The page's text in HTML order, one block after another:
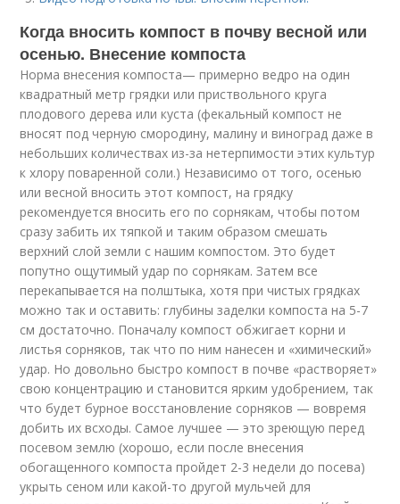
Когда вносить компост в почву весной или
осенью. Внесение компоста
Норма внесения компоста— примерно ведро на один
квадратный метр грядки или приствольного круга
плодового дерева или куста (фекальный компост не
вносят под черную смородину, малину и виноград даже в
небольших количествах из-за нетерпимости этих культур
к хлору поваренной соли.) Независимо от того, осенью
или весной вносить этот компост, на грядку
рекомендуется вносить его по сорнякам, чтобы потом
сразу забить их тяпкой и таким образом смешать
верхний слой земли с нашим компостом. Это будет
попутно ощутимый удар по сорнякам. Затем все
перекапывается на полштыка, хотя при чистых грядках
можно так и оставить: глубины заделки компоста на 5-7
см достаточно. Поначалу компост обжигает корни и
листья сорняков, так что по ним нанесен и «химический»
удар. Но довольно быстро компост в почве «растворяет»
свою концентрацию и становится ярким удобрением, так
что будет бурное восстановление сорняков — вовремя
добить их всходы. Самое лучшее — это зреющую перед
посевом землю (хорошо, если после внесения
обогащенного компоста пройдет 2-3 недели до посева)
укрыть сеном или какой-то другой мульчей для